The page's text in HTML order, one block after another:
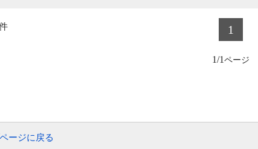
1
1/1
ージに戻る